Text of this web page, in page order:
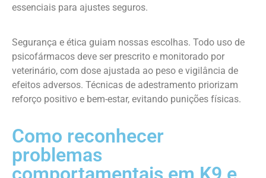
essenciais para ajustes seguros.
Segurança e ética guiam nossas escolhas. Todo uso de
psicofármacos deve ser prescrito e monitorado por
veterinário, com dose ajustada ao peso e vigilância de
efeitos adversos. Técnicas de adestramento priorizam
reforço positivo e bem-estar, evitando punições físicas.
Como reconhecer
problemas